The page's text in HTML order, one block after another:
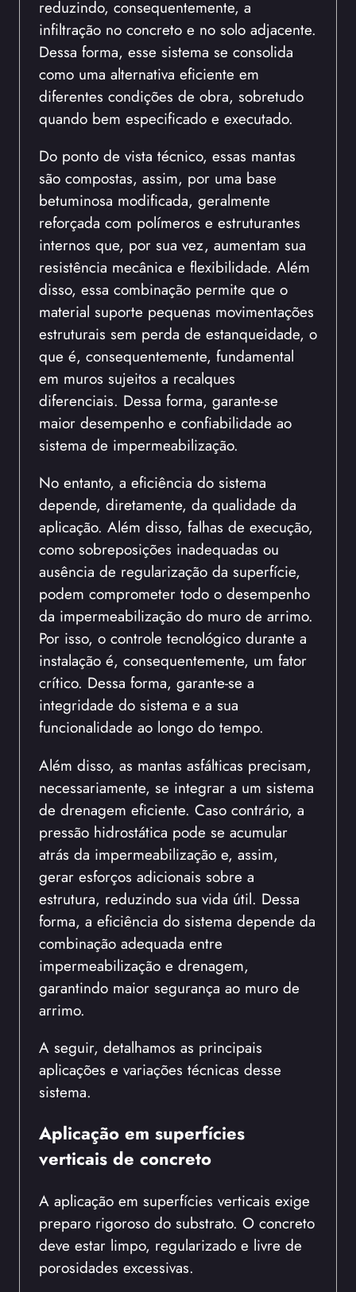
reduzindo, consequentemente, a
infiltração no concreto e no solo adjacente.
Dessa forma, esse sistema se consolida
como uma alternativa eficiente em
diferentes condições de obra, sobretudo
quando bem especificado e executado.
Do ponto de vista técnico, essas mantas
são compostas, assim, por uma base
betuminosa modificada, geralmente
reforçada com polímeros e estruturantes
internos que, por sua vez, aumentam sua
resistência mecânica e flexibilidade. Além
disso, essa combinação permite que o
material suporte pequenas movimentações
estruturais sem perda de estanqueidade, o
que é, consequentemente, fundamental
em muros sujeitos a recalques
diferenciais. Dessa forma, garante-se
maior desempenho e confiabilidade ao
sistema de impermeabilização.
No entanto, a eficiência do sistema
depende, diretamente, da qualidade da
aplicação. Além disso, falhas de execução,
como sobreposições inadequadas ou
ausência de regularização da superfície,
podem comprometer todo o desempenho
da impermeabilização do muro de arrimo.
Por isso, o controle tecnológico durante a
instalação é, consequentemente, um fator
crítico. Dessa forma, garante-se a
integridade do sistema e a sua
funcionalidade ao longo do tempo.
Além disso, as mantas asfálticas precisam,
necessariamente, se integrar a um sistema
de drenagem eficiente. Caso contrário, a
pressão hidrostática pode se acumular
atrás da impermeabilização e, assim,
gerar esforços adicionais sobre a
estrutura, reduzindo sua vida útil. Dessa
forma, a eficiência do sistema depende da
combinação adequada entre
impermeabilização e drenagem,
garantindo maior segurança ao muro de
arrimo.
A seguir, detalhamos as principais
aplicações e variações técnicas desse
sistema.
Aplicação em superfícies
verticais de concreto
A aplicação em superfícies verticais exige
preparo rigoroso do substrato. O concreto
deve estar limpo, regularizado e livre de
porosidades excessivas.